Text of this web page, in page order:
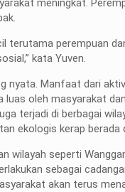
meningkat.
terutama perempuan
kata Yuven.
nyata. Manfaat dari
oleh masyarakat
terjadi di berbagai
ekologis kerap
wilayah seperti
sebagai
akan terus